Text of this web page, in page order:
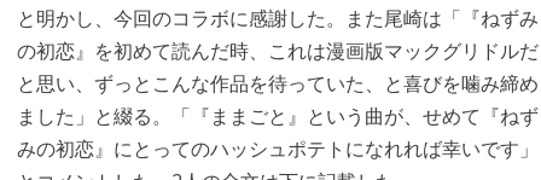
と明かし、今回のコラボに感謝した。また尾崎は「『ねずみ
の初恋』を初めて読んだ時、これは漫画版マックグリドルだ
と思い、ずっとこんな作品を待っていた、と喜びを噛み締め
ました」と綴る。「『ままごと』という曲が、せめて『ねず
みの初恋』にとってのハッシュポテトになれれば幸いです」